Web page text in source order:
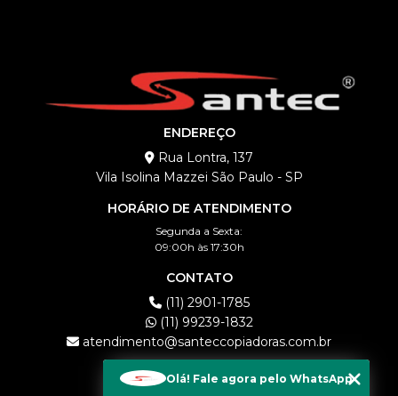
ENDEREÇO
Rua Lontra, 137
Vila Isolina Mazzei São Paulo - SP
HORÁRIO DE ATENDIMENTO
Segunda a Sexta:
09:00h às 17:30h
CONTATO
(11) 2901-1785
(11) 99239-1832
atendimento@santeccopiadoras.com.br
MENU
Olá! Fale agora pelo WhatsApp